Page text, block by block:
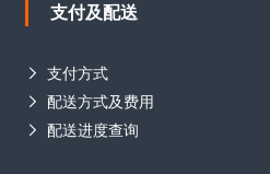
支付及配送
支付方式
配送方式及费用
配送进度查询